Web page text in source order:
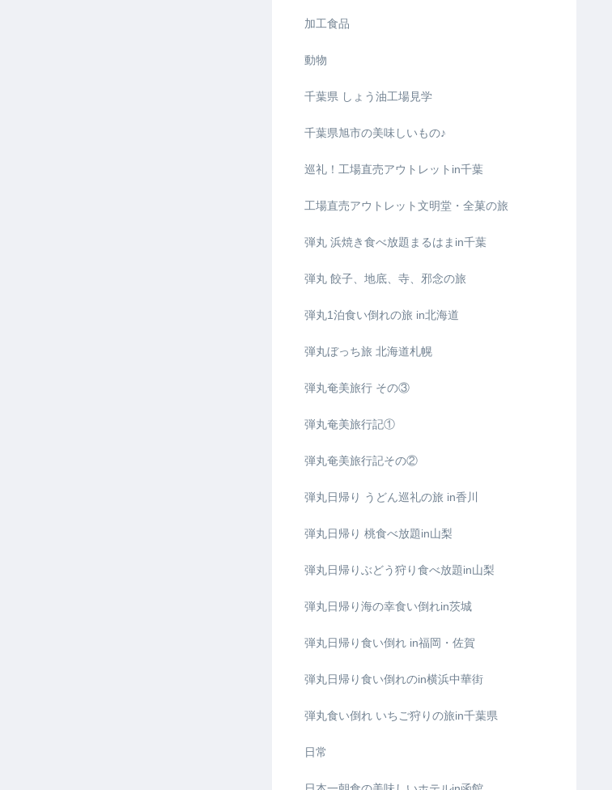
加工食品
動物
千葉県 しょう油工場見学
千葉県旭市の美味しいもの♪
巡礼！工場直売アウトレットin千葉
工場直売アウトレット文明堂・全菓の旅
弾丸 浜焼き食べ放題まるはまin千葉
弾丸 餃子、地底、寺、邪念の旅
弾丸1泊食い倒れの旅 in北海道
弾丸ぼっち旅 北海道札幌
弾丸奄美旅行 その③
弾丸奄美旅行記①
弾丸奄美旅行記その②
弾丸日帰り うどん巡礼の旅 in香川
弾丸日帰り 桃食べ放題in山梨
弾丸日帰りぶどう狩り食べ放題in山梨
弾丸日帰り海の幸食い倒れin茨城
弾丸日帰り食い倒れ in福岡・佐賀
弾丸日帰り食い倒れのin横浜中華街
弾丸食い倒れ いちご狩りの旅in千葉県
日常